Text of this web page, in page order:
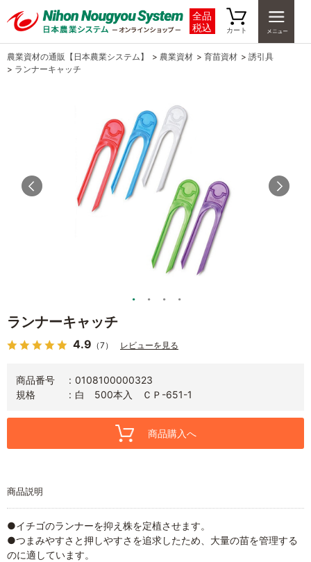
全品
税込
カート
農業資材の通販【日本農業システム】 > 農業資材 > 育苗資材 > 誘引具
> ランナーキャッチ
ランナーキャッチ
4.9 （7） レビューを見る
商品番号
0108100000323
規格
白 500本入 ＣＰ-651-1
商品購入へ
商品説明
●イチゴのランナーを抑え株を定植させます。
●つまみやすさと押しやすさを追求したため、大量の苗を管理する
のに適しています。